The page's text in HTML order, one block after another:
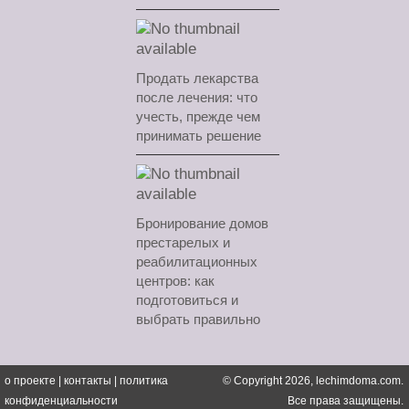
Продать лекарства
после лечения: что
учесть, прежде чем
принимать решение
Бронирование домов
престарелых и
реабилитационных
центров: как
подготовиться и
выбрать правильно
о проекте контакты
политика
конфиденциальности
© Copyright 2026, lechimdoma.com.
Все права защищены.